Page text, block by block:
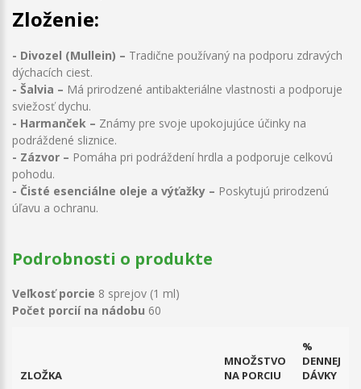
Zloženie:
- Divozel (Mullein) – Tradične používaný na podporu zdravých
dýchacích ciest.
- Šalvia – Má prirodzené antibakteriálne vlastnosti a podporuje
sviežosť dychu.
- Harmanček – Známy pre svoje upokojujúce účinky na
podráždené sliznice.
- Zázvor – Pomáha pri podráždení hrdla a podporuje celkovú
pohodu.
- Čisté esenciálne oleje a výťažky – Poskytujú prirodzenú
úľavu a ochranu.
Podrobnosti o produkte
Veľkosť porcie 8 sprejov (1 ml)
Počet porcií na nádobu 60
ZLOŽKA
MNOŽSTVO
NA PORCIU
%
DENNEJ
DÁVKY